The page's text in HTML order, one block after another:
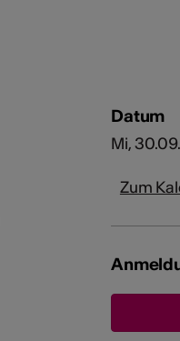
Datum
Mi,
Zum